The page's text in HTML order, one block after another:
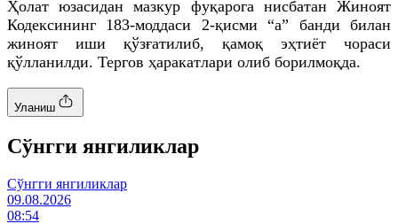
Ҳолат юзасидан мазкур фуқарога нисбатан Жиноят
Кодексининг 183-моддаси 2-қисми “а” банди билан
жиноят иши қўзғатилиб, қамоқ эҳтиёт чораси
қўлланилди. Тергов ҳаракатлари олиб борилмоқда.
Уланиш
Cўнгги янгиликлар
Cўнгги янгиликлар
09.08.2026
08:54